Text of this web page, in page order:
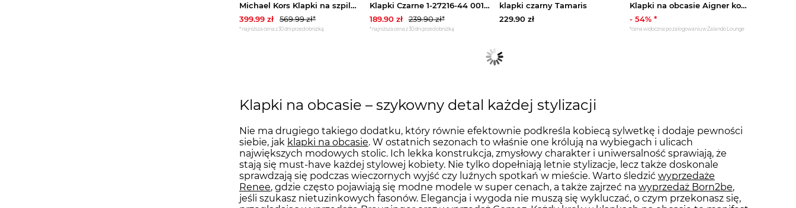
Michael Kors Klapki na szpilce Cassidy Kitten brązowy
399.99 zł 569.99zł*
*najniższa cena z 30 dni przed obniżką
Klapki Czarne 1-27216-44 001 Black (TM533-a) Tamaris
189.90zł 239.90zł*
*najniższa cena z 30 dni przed obniżką
klapki czarny Tamaris
229.90 zł
Klapki na obcasie Aigner koniakowy
- 54% *
*cena widoczna po zalogowaniu w Zalando Lounge
Klapki na obcasie – szykowny detal każdej stylizacji
Nie ma drugiego takiego dodatku, który równie efektownie podkreśla kobiecą sylwetkę i dodaje pewności
siebie, jak klapki na obcasie. W ostatnich sezonach to właśnie one królują na wybiegach i ulicach
największych modowych stolic. Ich lekka konstrukcja, zmysłowy charakter i uniwersalność sprawiają, że
stają się must-have każdej stylowej kobiety. Nie tylko dopełniają letnie stylizacje, lecz także doskonale
sprawdzają się podczas wieczornych wyjść czy luźnych spotkań w mieście. Warto śledzić wyprzedaże
Renee, gdzie często pojawiają się modne modele w super cenach, a także zajrzeć na wyprzedaż Born2be,
jeśli szukasz nietuzinkowych fasonów. Elegancja i wygoda nie muszą się wykluczać, o czym przekonasz się,